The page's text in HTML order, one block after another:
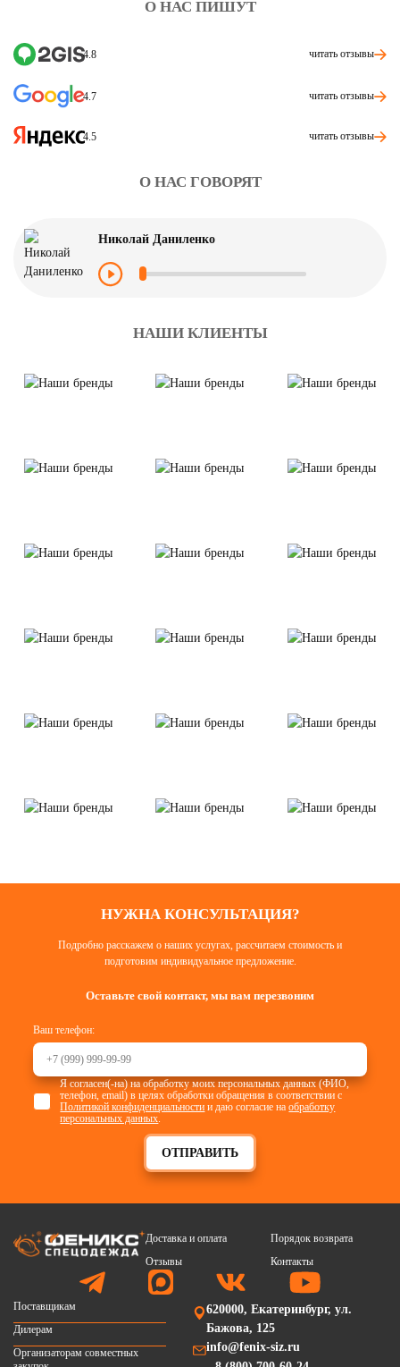
О НАС ПИШУТ
4.8 читать отзывы
4.7 читать отзывы
4.5 читать отзывы
О НАС ГОВОРЯТ
Николай Даниленко
НАШИ КЛИЕНТЫ
НУЖНА КОНСУЛЬТАЦИЯ?
Подробно расскажем о наших услугах, рассчитаем стоимость и
подготовим индивидуальное предложение.
Оставьте свой контакт, мы вам перезвоним
Ваш телефон:
ОТПРАВИТЬ
Я согласен(-на) на обработку моих персональных данных (ФИО,
телефон, email) в целях обработки обращения в соответствии с
Политикой конфиденциальности и даю согласие наобработку
персональных данных.
Доставка и оплата
Порядок возврата
Отзывы
Контакты
Поставщикам
Дилерам
Организаторам совместных
620000, Екатеринбург, ул.
Бажова, 125
info@fenix-siz.ru